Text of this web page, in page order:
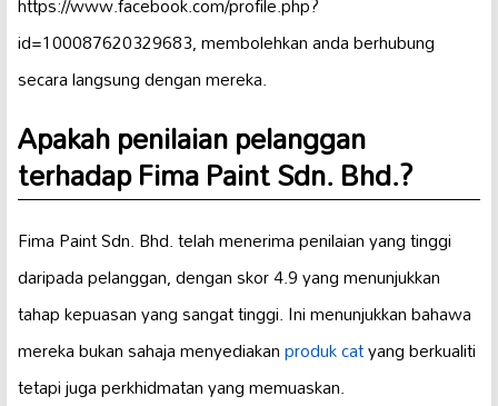
id=100087620329683, membolehkan anda berhubung
secara langsung dengan mereka.
Apakah penilaian pelanggan
terhadap Fima Paint Sdn. Bhd.?
Fima Paint Sdn. Bhd. telah menerima penilaian yang tinggi
daripada pelanggan, dengan skor 4.9 yang menunjukkan
tahap kepuasan yang sangat tinggi. Ini menunjukkan bahawa
mereka bukan sahaja menyediakanproduk catyang berkualiti
tetapi juga perkhidmatan yang memuaskan.